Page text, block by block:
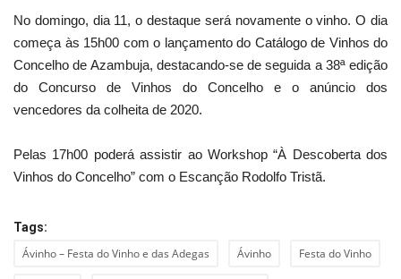
No domingo, dia 11, o destaque será novamente o vinho. O dia
começa às 15h00 com o lançamento do Catálogo de Vinhos do
Concelho de Azambuja, destacando-se de seguida a 38ª edição
do Concurso de Vinhos do Concelho e o anúncio dos
vencedores da colheita de 2020.
Pelas 17h00 poderá assistir ao Workshop “À Descoberta dos
Vinhos do Concelho” com o Escanção Rodolfo Tristã.
Tags:
Ávinho – Festa do Vinho e das Adegas Ávinho Festa do Vinho